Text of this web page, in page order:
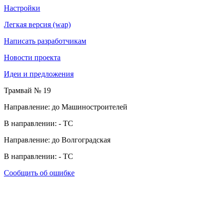
Настройки
Легкая версия (wap)
Написать разработчикам
Новости проекта
Идеи и предложения
Трамвай № 19
Направление: до Машиностроителей
В направлении: - ТС
Направление: до Волгоградская
В направлении: - ТС
Сообщить об ошибке